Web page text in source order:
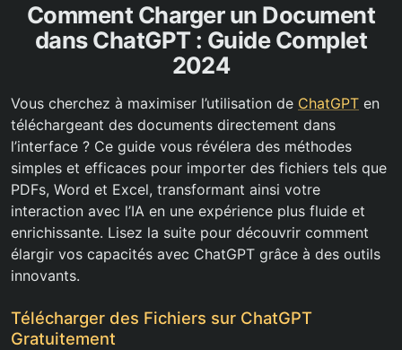
Comment Charger un Document
dans ChatGPT : Guide Complet
2024
Vous cherchez à maximiser l’utilisation de ChatGPT en
téléchargeant des documents directement dans
l’interface ? Ce guide vous révélera des méthodes
simples et efficaces pour importer des fichiers tels que
PDFs, Word et Excel, transformant ainsi votre
interaction avec l’IA en une expérience plus fluide et
enrichissante. Lisez la suite pour découvrir comment
élargir vos capacités avec ChatGPT grâce à des outils
innovants.
Télécharger des Fichiers sur ChatGPT
Gratuitement